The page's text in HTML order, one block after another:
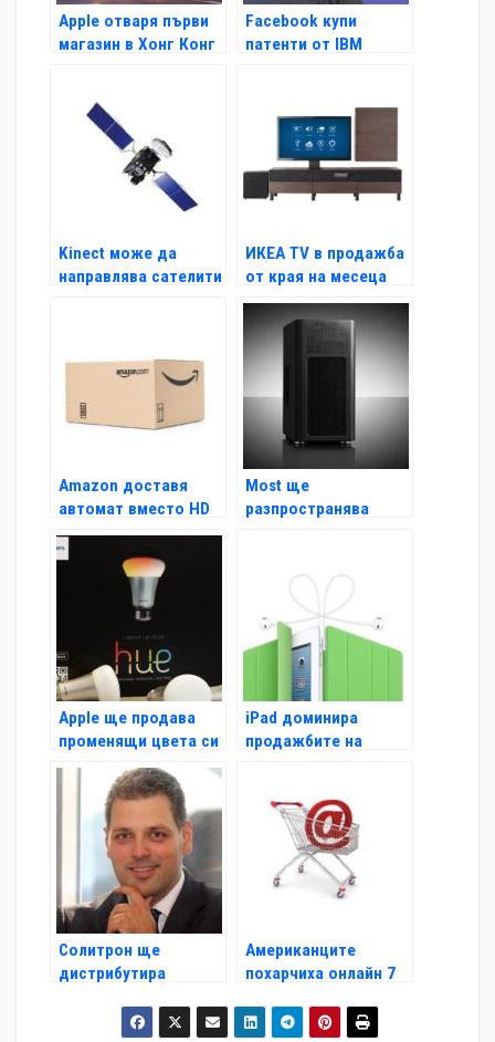
Apple отваря първи
магазин в Хонг Конг
Facebook купи
патенти от IBM
Kinect може да
направлява сателити
ИКЕА TV в продажба
от края на месеца
Amazon доставя
автомат вместо HD
телевизор
Most ще
разпространява
Apple ще продава
променящи цвета си
крушки
iPad доминира
продажбите на
Солитрон ще
дистрибутира
в България
Американците
похарчиха онлайн 7